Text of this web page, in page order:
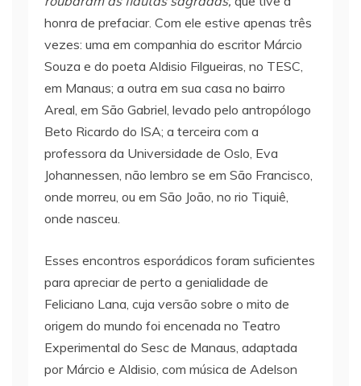
honra de prefaciar. Com ele estive apenas três
vezes: uma em companhia do escritor Márcio
Souza e do poeta Aldisio Filgueiras, no TESC,
em Manaus; a outra em sua casa no bairro
Areal, em São Gabriel, levado pelo antropólogo
Beto Ricardo do ISA; a terceira com a
professora da Universidade de Oslo, Eva
Johannessen, não lembro se em São Francisco,
onde morreu, ou em São João, no rio Tiquiê,
onde nasceu.
Esses encontros esporádicos foram suficientes
para apreciar de perto a genialidade de
Feliciano Lana, cuja versão sobre o mito de
origem do mundo foi encenada no Teatro
Experimental do Sesc de Manaus, adaptada
por Márcio e Aldisio, com música de Adelson